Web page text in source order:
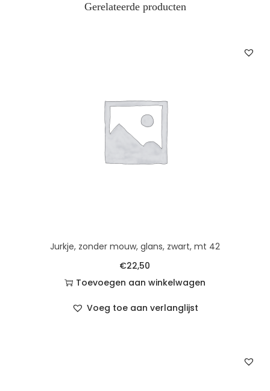
Gerelateerde producten
Jurkje, zonder mouw, glans, zwart, mt 42
€22,50
Toevoegen aan winkelwagen
Voeg toe aan verlanglijst